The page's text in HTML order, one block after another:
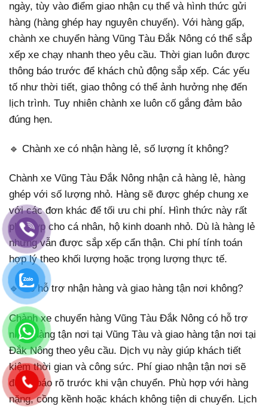
ngày, tùy vào điểm giao nhận cụ thể và hình thức gửi
hàng (hàng ghép hay nguyên chuyến). Với hàng gấp,
chành xe chuyển hàng Vũng Tàu Đắk Nông có thể sắp
xếp xe chạy nhanh theo yêu cầu. Thời gian luôn được
thông báo trước để khách chủ động sắp xếp. Các yếu
tố như thời tiết, giao thông có thể ảnh hưởng nhẹ đến
lịch trình. Tuy nhiên chành xe luôn cố gắng đảm bảo
đúng hẹn.
🔹 Chành xe có nhận hàng lẻ, số lượng ít không?
Chành xe Vũng Tàu Đắk Nông nhận cả hàng lẻ, hàng
ghép với số lượng nhỏ. Hàng sẽ được ghép chung xe
với các đơn khác để tối ưu chi phí. Hình thức này rất
phù hợp cho cá nhân, hộ kinh doanh nhỏ. Dù là hàng lẻ
nhưng vẫn được sắp xếp cẩn thận. Chi phí tính toán
hợp lý theo khối lượng hoặc trọng lượng thực tế.
🔹 Có hỗ trợ nhận hàng và giao hàng tận nơi không?
Chành xe chuyển hàng Vũng Tàu Đắk Nông có hỗ trợ
nhận hàng tận nơi tại Vũng Tàu và giao hàng tận nơi tại
Đắk Nông theo yêu cầu. Dịch vụ này giúp khách tiết
kiệm thời gian và công sức. Phí giao nhận tận nơi sẽ
được báo rõ trước khi vận chuyển. Phù hợp với hàng
nặng, cồng kềnh hoặc khách không tiện di chuyển. Lịch